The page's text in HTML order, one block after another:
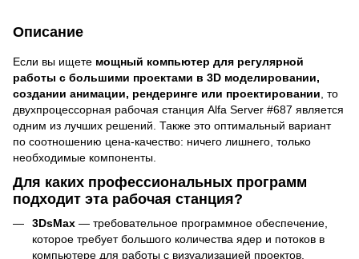
Описание
Если вы ищете мощный компьютер для регулярной
работы с большими проектами в 3D моделировании,
создании анимации, рендеринге или проектировании , то
двухпроцессорная рабочая станция Alfa Server #687 является
одним из лучших решений. Также это оптимальный вариант
по соотношению цена-качество: ничего лишнего, только
необходимые компоненты.
Для каких профессиональных программ
подходит эта рабочая станция?
3DsMax — требовательное программное обеспечение,
которое требует большого количества ядер и потоков в
компьютере для работы с визуализацией проектов,